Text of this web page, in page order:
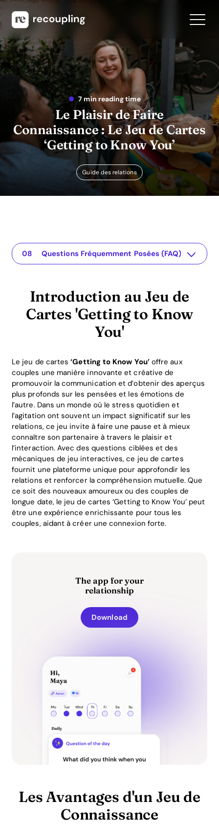
7 min reading time
Le Plaisir de Faire
Connaissance : Le Jeu de Cartes
‘Getting to Know You’
Guide des relations
Introduction au Jeu de Cartes 'Getting to Know You'
The app for your relationship
Les Avantages d'un Jeu de Connaissance
Exemples de Questions dans le Jeu de Cartes 'Getting to Know You'
Intégration de la Gamification dans les Relations
Les Retours des Jeux de Connaissance
Conclusion : Pourquoi les Couples Devraient Jouer au Jeu de Cartes 'Getting to Know You'
Questions Fréquemment Posées (FAQ)
Introduction au Jeu de
Cartes 'Getting to Know
You'
Le jeu de cartes‘Getting to Know You’offre aux
couples une manière innovante et créative de
promouvoir la communication et d’obtenir des aperçus
plus profonds sur les pensées et les émotions de
l’autre. Dans un monde où le stress quotidien et
l’agitation ont souvent un impact significatif sur les
relations, ce jeu invite à faire une pause et à mieux
connaître son partenaire à travers le plaisir et
l’interaction. Avec des questions ciblées et des
mécaniques de jeu interactives, ce jeu de cartes
fournit une plateforme unique pour approfondir les
relations et renforcer la compréhension mutuelle. Que
ce soit des nouveaux amoureux ou des couples de
longue date, le jeu de cartes ‘Getting to Know You’ peut
être une expérience enrichissante pour tous les
couples, aidant à créer une connexion forte.
The app for your
relationship
Download
Les Avantages d'un Jeu de
Connaissance